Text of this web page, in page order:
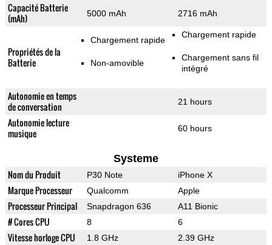
Capacité Batterie
(mAh)
5000 mAh 2716 mAh
Propriétés de la
Batterie
Chargement rapide
Non-amovible
Chargement rapide
Chargement sans fil
intégré
Autonomie en temps
de conversation
21 hours
Autonomie lecture
musique
60 hours
Systeme
Nom du Produit P30 Note iPhone X
Marque Processeur Qualcomm Apple
Processeur Principal Snapdragon 636 A11 Bionic
# Cores CPU 8 6
Vitesse horloge CPU 1.8 GHz 2.39 GHz